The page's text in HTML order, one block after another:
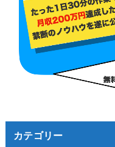
カテゴリー